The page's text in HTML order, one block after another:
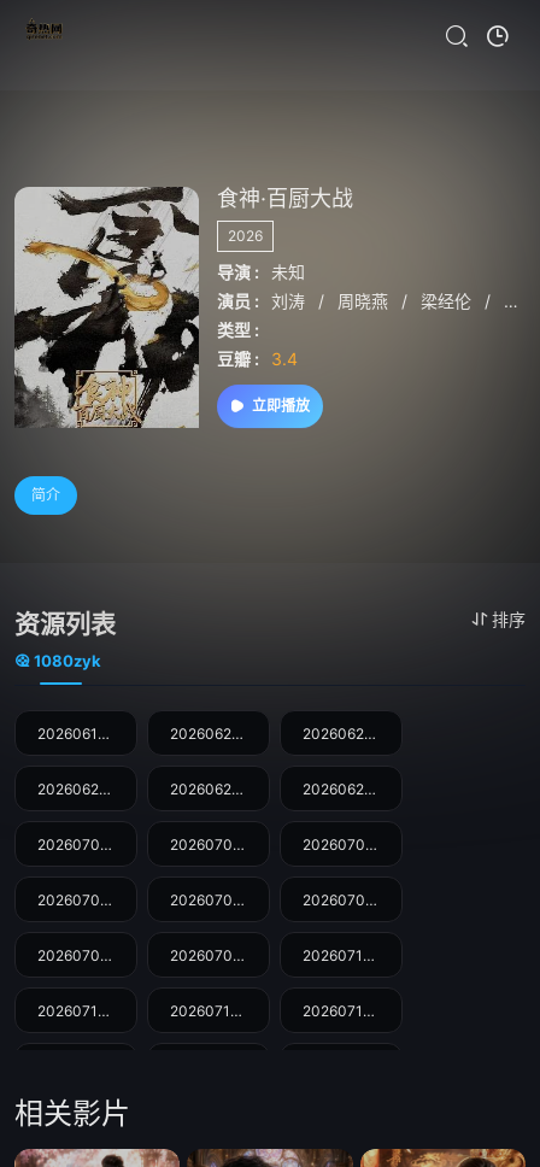
食神·百厨大战
2026
导演 :
未知
演员 :
刘涛 / 周晓燕 / 梁经伦 /
潘
类型 :
豆瓣 :
3.4
立即播放
简介
资源列表 排序
1080zyk
20260618先导片 20260624上 20260624下
20260625下饭纯享 20260629百厨干饭局 20260629加更版
20260701上 20260701下 20260702下饭纯享
20260702百厨干饭局 20260708上 20260708下
20260709百厨干饭局 20260709下饭纯享 20260715上
20260715下 20260716百厨干饭局 20260716下饭纯享
20260723百厨干饭局
相关影片